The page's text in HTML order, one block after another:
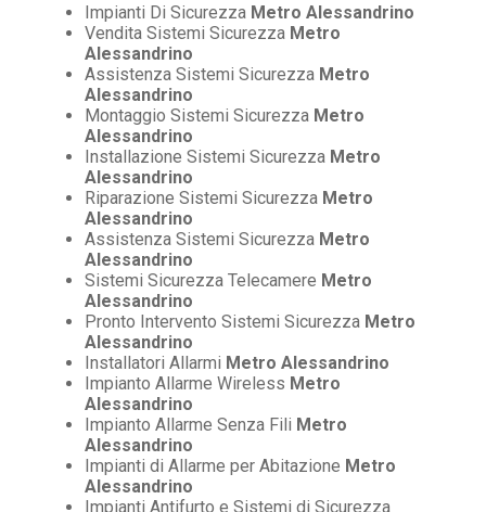
Impianti Di Sicurezza Metro Alessandrino
Vendita Sistemi Sicurezza Metro
Alessandrino
Assistenza Sistemi Sicurezza Metro
Alessandrino
Montaggio Sistemi Sicurezza Metro
Alessandrino
Installazione Sistemi Sicurezza Metro
Alessandrino
Riparazione Sistemi Sicurezza Metro
Alessandrino
Assistenza Sistemi Sicurezza Metro
Alessandrino
Sistemi Sicurezza Telecamere Metro
Alessandrino
Pronto Intervento Sistemi Sicurezza Metro
Alessandrino
Installatori Allarmi Metro Alessandrino
Impianto Allarme Wireless Metro
Alessandrino
Impianto Allarme Senza Fili Metro
Alessandrino
Impianti di Allarme per Abitazione Metro
Alessandrino
Impianti Antifurto e Sistemi di Sicurezza